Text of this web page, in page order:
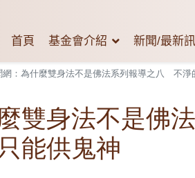
首頁 基金會介紹 新聞/最新
網：為什麼雙身法不是佛法系列報導之八 不淨
雙身法不是佛
能供鬼神